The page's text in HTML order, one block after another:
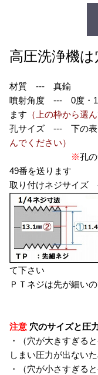
高圧洗浄機
材質 --- 真鍮
噴射角度 --- 0度・15
ます （上の枠から選
孔サイズ --- 下の表
んでください）
※孔
49番を送ります
取り付けネジサイズ
て下さい
ＰＴネジは先が細い
注意 穴のサイズと圧
・（穴が大きすぎる
しまい圧力が出ない
・（穴が小さすぎる